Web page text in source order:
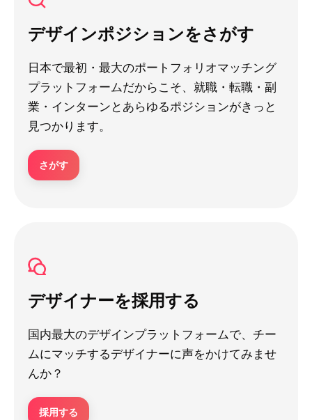
デザインポジションをさがす
日本で最初・最大のポートフォリオマッチング
プラットフォームだからこそ、就職・転職・副
業・インターンとあらゆるポジションがきっと
見つかります。
さがす
デザイナーを採用する
国内最大のデザインプラットフォームで、チー
ムにマッチするデザイナーに声をかけてみませ
んか？
採用する